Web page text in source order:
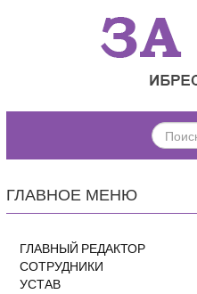
ПОИСК
ПО
ГЛАВНОЕ МЕНЮ
ГЛАВНЫЙ РЕДАКТОР
СОТРУДНИКИ
УСТАВ